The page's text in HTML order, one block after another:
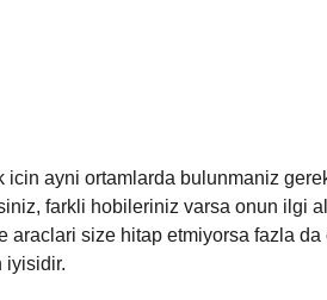
icin ayni ortamlarda bulunmaniz
farkli hobileriniz varsa onun ilgi
araclari size hitap etmiyorsa fazla
iyisidir.